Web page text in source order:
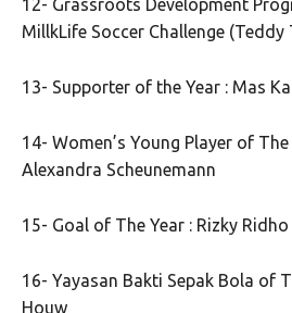
12- Grassroots Development
MillkLife Soccer Challenge (Teddy
13- Supporter of the Year : Mas
14- Women’s Young Player of
Alexandra Scheunemann
15- Goal of The Year : Rizky Ridho
16- Yayasan Bakti Sepak Bola of
Houw